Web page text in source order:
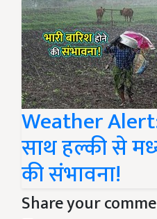
Weather
साथ हल्की से
की संभावना!
Share your